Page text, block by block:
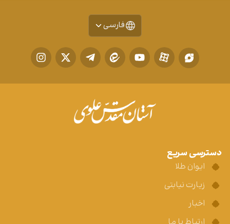
فارسی
دسترسی سریع
ایوان طلا
زیارت نیابتی
اخبار